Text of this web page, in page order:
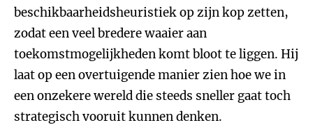
beschikbaarheidsheuristiek op zijn kop zetten,
zodat een veel bredere waaier aan
toekomstmogelijkheden komt bloot te liggen. Hij
laat op een overtuigende manier zien hoe we in
een onzekere wereld die steeds sneller gaat toch
strategisch vooruit kunnen denken.